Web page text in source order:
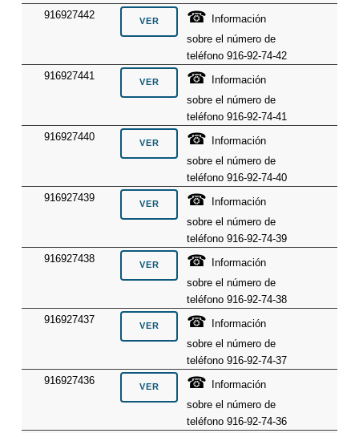
916927442
☎
Información
sobre el número de
teléfono 916-92-74-42
916927441
☎
Información
sobre el número de
teléfono 916-92-74-41
916927440
☎
Información
sobre el número de
teléfono 916-92-74-40
916927439
☎
Información
sobre el número de
teléfono 916-92-74-39
916927438
☎
Información
sobre el número de
teléfono 916-92-74-38
916927437
☎
Información
sobre el número de
teléfono 916-92-74-37
916927436
☎
Información
sobre el número de
teléfono 916-92-74-36